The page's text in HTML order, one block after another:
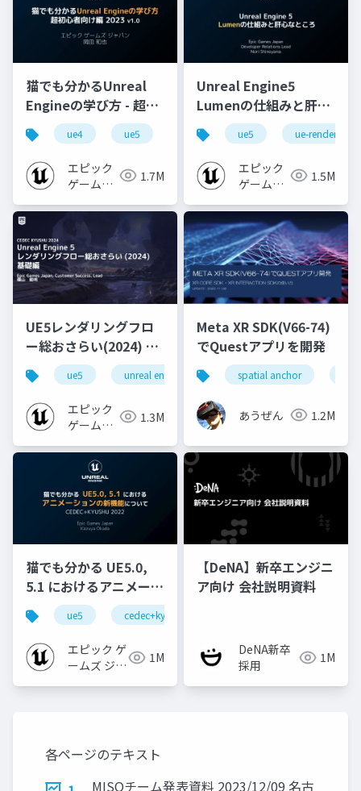
猫でも分かるUnreal
Engineの学び方 - 超初
心者向け編 - 2023 v1.0
ue4 ue5 ue-beginner
エピック
ゲームズ
1.7M
Unreal Engine5
Lumenの仕組みと肝心
なところ
ue5 ue-rendering
エピック
ゲームズ
1.5M
UE5レンダリングフロ
ー総おさらい(2024) 基
礎編！
[CEDEC+KYUSHU
2024]
ue5 unreal engine ue-rendering
エピック
ゲームズ
1.3M
Meta XR SDK(V66-74)
でQuestアプリを開発
spatial anchor
あうぜん 1.2M
猫でも分かる UE5.0,
5.1 におけるアニメーシ
ョンの新機能について
【CEDEC+KYUSHU
2022】
ue5 cedec+kyushu
エピック ゲ
ームズ ジャ
1M
【DeNA】新卒エンジニ
ア向け 会社説明資料
DeNA新卒
採用
1M
各ページのテキスト
MISOチーム発表資料 2023/12/09 名古